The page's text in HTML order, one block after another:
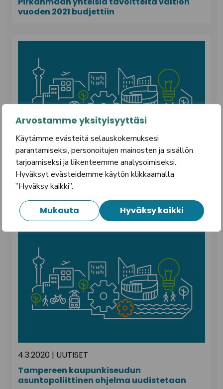
Arvostamme yksityisyyttäsi
Käytämme evästeitä selauskokemuksesi
parantamiseksi, personoitujen mainosten ja sisällön
tarjoamiseksi ja liikenteemme analysoimiseksi.
Hyväksyt evästeidemme käytön klikkaamalla
”Hyväksy kaikki”.
Mukauta Hyväksy kaikki
vuoden 2021 budjettiin
16.3.2020|UUTISET
Haemme kehittämispäällikköä
suunnittelemaan tulevaisuuden kestävää
kaupunkiseutua
4.3.2020 | UUTISET
Tampereen kaupunkiseudun
asuntopoliittinen ohjelma uudistetaan